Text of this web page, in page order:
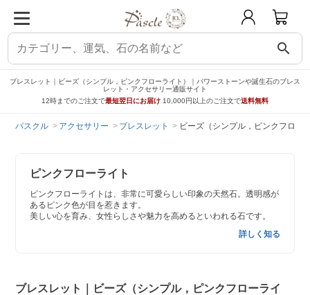
search
ブレスレット｜ビーズ（シンプル，ピンクフローライト）｜パワーストーンや誕生石のブレス
レット・アクセサリー通販サイト
12時までのご注文で最短翌日にお届け 10,000円以上のご注文で送料無料
パスクル アクセサリー ブレスレット ビーズ（シンプル，ピンクフロー
ピンクフローライト
ピンクフローライトは、非常に可愛らしい印象の天然石。透明感が
あるピンク色が目を惹きます。
美しい心を育み、女性らしさや魅力を高めるといわれる石です。
詳しく知る
ブレスレット｜ビーズ（シンプル，ピンクフローライ